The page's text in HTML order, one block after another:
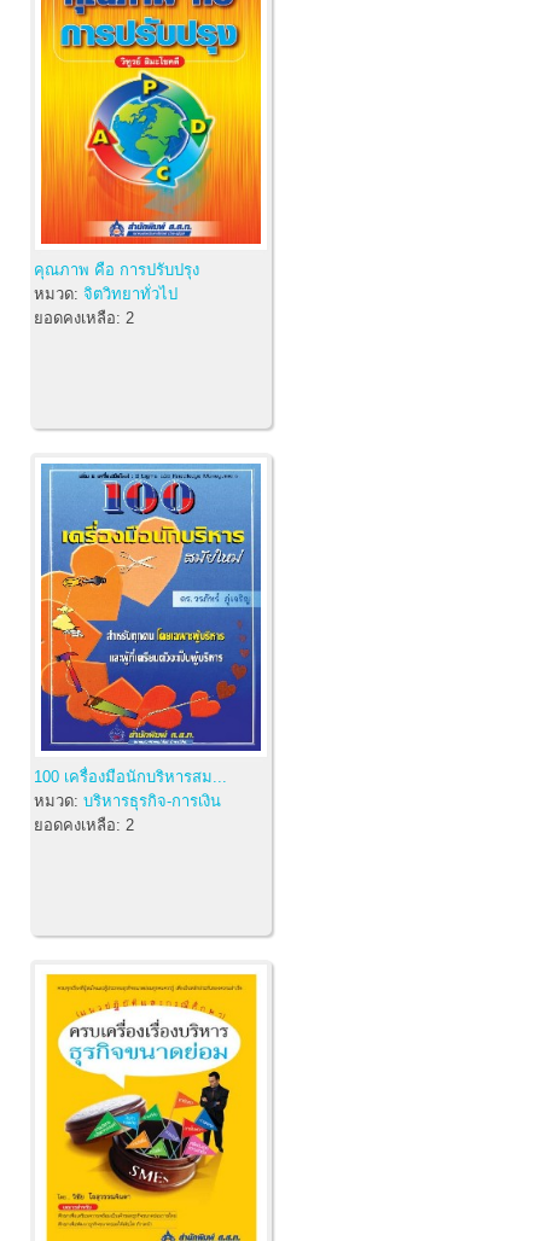
คุณภาพ คือ การปรับปรุง
หมวด: จิตวิทยาทั่วไป
ยอดคงเหลือ: 2
100 เครื่องมือนักบริหารสม...
หมวด: บริหารธุรกิจ-การเงิน
ยอดคงเหลือ: 2